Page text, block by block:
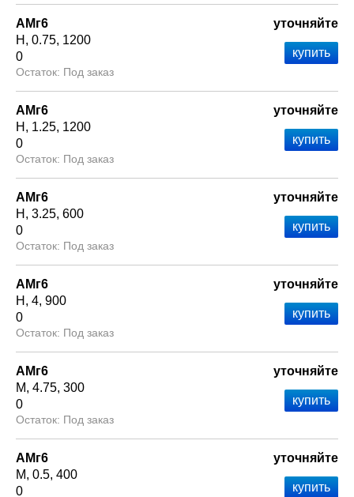
АМг6
Н
0.75 1200
0
Под заказ
уточняйте
АМг6
Н
1.25 1200
0
Под заказ
уточняйте
АМг6
Н
3.25 600
0
Под заказ
уточняйте
АМг6
Н
4 900
0
Под заказ
уточняйте
АМг6
М 4.75 300
0
Под заказ
уточняйте
АМг6
М 0.5 400
0
уточняйте